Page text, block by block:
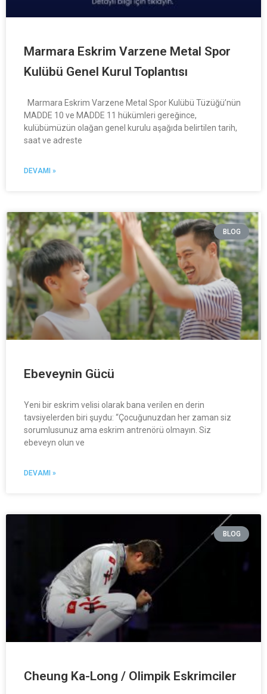
Marmara Eskrim Varzene Metal Spor
Kulübü Genel Kurul Toplantısı
Marmara Eskrim Varzene Metal Spor Kulübü Tüzüğü’nün
MADDE 10 ve MADDE 11 hükümleri gereğince,
kulübümüzün olağan genel kurulu aşağıda belirtilen tarih,
saat ve adreste
DEVAMI »
BLOG
Ebeveynin Gücü
Yeni bir eskrim velisi olarak bana verilen en derin
tavsiyelerden biri şuydu: “Çocuğunuzdan her zaman siz
sorumlusunuz ama eskrim antrenörü olmayın. Siz
ebeveyn olun ve
DEVAMI »
BLOG
Cheung Ka-Long / Olimpik Eskrimciler